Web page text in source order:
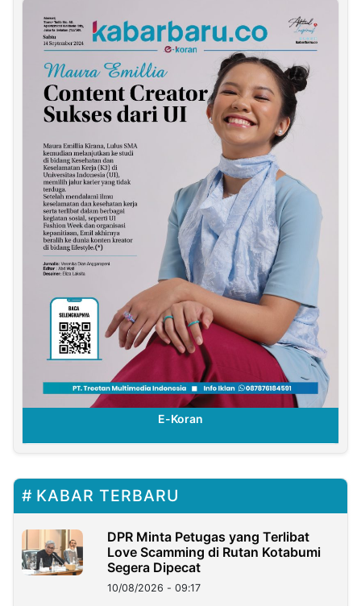
E-Koran
KABAR TERBARU
DPR Minta Petugas yang Terlibat
Love Scamming di Rutan Kotabumi
Segera Dipecat
10/08/2026 - 09:17